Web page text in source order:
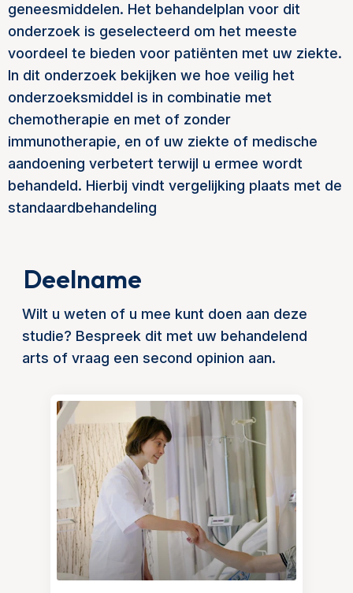
geneesmiddelen. Het behandelplan voor dit
onderzoek is geselecteerd om het meeste
voordeel te bieden voor patiënten met uw ziekte.
In dit onderzoek bekijken we hoe veilig het
onderzoeksmiddel is in combinatie met
chemotherapie en met of zonder
immunotherapie, en of uw ziekte of medische
aandoening verbetert terwijl u ermee wordt
behandeld. Hierbij vindt vergelijking plaats met de
standaardbehandeling
Deelname
Wilt u weten of u mee kunt doen aan deze
studie? Bespreek dit met uw behandelend
arts of vraag een second opinion aan.